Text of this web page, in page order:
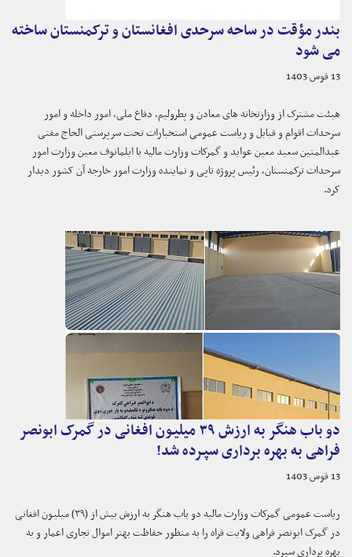
بندر مؤقت در ساحه سرحدی افغانستان و ترکمنستان ساخته
می شود
13 قوس 1403
هیئت مشترک از وزارتخانه های معادن و پطرولیم، دفاع ملی، امور داخله و امور
سرحدات اقوام و قبایل و ریاست عمومی استخبارات تحت سرپرستی الحاج مفتی
عبدالمتین سعید معین عواید و گمرکات وزارت مالیه با ایلمانوف معین وزارت امور
سرحدات ترکمنستان، رئیس پروژه تاپی و نماینده وزارت امور خارجه آن کشور دیدار
کرد.
دو باب هنگر به ارزش ۳۹ میلیون افغانی در گمرک ابونصر
فراهی به بهره ‌برداری سپرده شد!
13 قوس 1403
ریاست عمومی گمرکات وزارت مالیه دو باب هنگر به ارزش بیش از (۳۹) میلیون افغانی
در گمرک ابونصر فراهی ولایت فراه را به منظور حفاظت بهتر اموال تجاری اعمار و به
بهره ‌برداری سپرد.